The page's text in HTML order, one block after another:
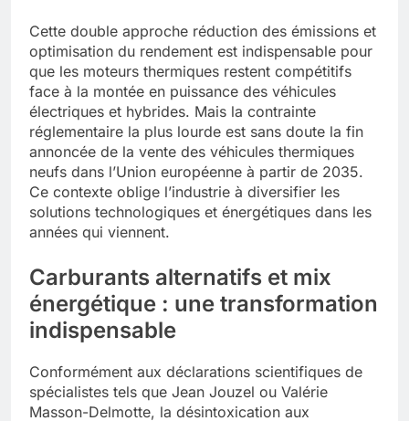
Cette double approche réduction des émissions et
optimisation du rendement est indispensable pour
que les moteurs thermiques restent compétitifs
face à la montée en puissance des véhicules
électriques et hybrides. Mais la contrainte
réglementaire la plus lourde est sans doute la fin
annoncée de la vente des véhicules thermiques
neufs dans l’Union européenne à partir de 2035.
Ce contexte oblige l’industrie à diversifier les
solutions technologiques et énergétiques dans les
années qui viennent.
Carburants alternatifs et mix
énergétique : une transformation
indispensable
Conformément aux déclarations scientifiques de
spécialistes tels que Jean Jouzel ou Valérie
Masson-Delmotte, la désintoxication aux